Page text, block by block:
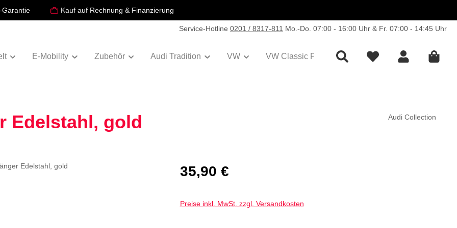
Garantie Kauf auf Rechnung & Finanzierung
Service-Hotline 0201 / 8317-811 Mo.-Do. 07:00 - 16:00 Uhr & Fr. 07:00 - 14:45 Uhr
E-Mobility Zubehör Audi Tradition VW VW Classic Parts Sale Collection
Edelstahl, gold Audi Collection
Regulärer Preis:
35,90 €
Preise inkl. MwSt. zzgl. Versandkosten